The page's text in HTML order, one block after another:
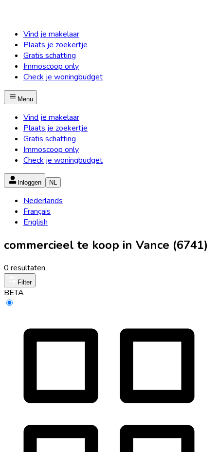
Vind je makelaar
Plaats je zoekertje
Gratis schatting
Immoscoop only
Check je woningbudget
Menu
Vind je makelaar
Plaats je zoekertje
Gratis schatting
Immoscoop only
Check je woningbudget
Inloggen NL
Nederlands
Français
English
commercieel te koop in Vance (6741)
0 resultaten
Filter
BETA